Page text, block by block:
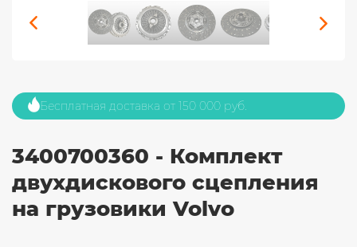
Бесплатная доставка от 150 000 руб.
3400700360 - Комплект
двухдискового сцепления
на грузовики Volvo